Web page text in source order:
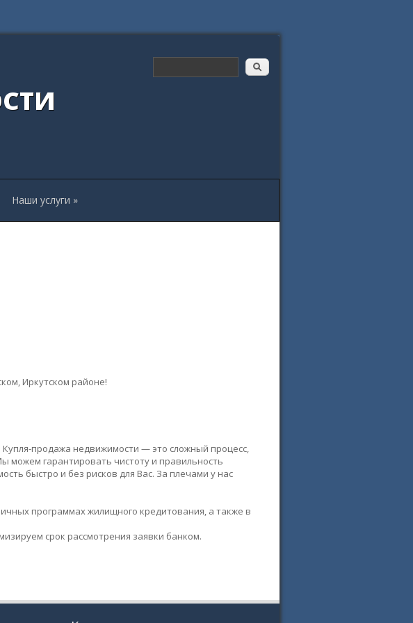
Наши услуги »
Иркутском районе!
продажа недвижимости — это сложный процесс,
можем гарантировать чистоту и правильность
быстро и без рисков для Вас. За плечами у нас
программах жилищного кредитования, а также в
срок рассмотрения заявки банком.